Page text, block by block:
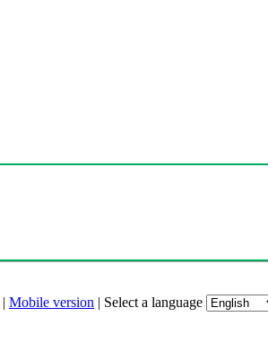
| Mobile version | Select a language